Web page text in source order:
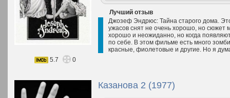
Лучший отзыв
Джозеф Эндрюс: Тайна старого дома.
ужасов снят не очень хорошо, но сюжет
хорошо и неожиданно, но когда
по себе. В этом фильме есть много
красные, фиолетовые и другие. Но я
5.7
0
Казанова 2 (1977)